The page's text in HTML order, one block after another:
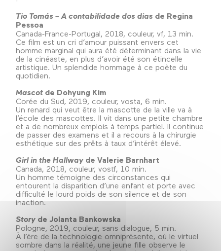
Tio Tomás – A contabilidade dos dias de Regina
Pessoa
Canada-France-Portugal, 2018, couleur, vf, 13 min.
Ce film est un cri d’amour puissant envers cet
homme marginal qui aura été déterminant dans la vie
de la cinéaste, en plus d’avoir été son étincelle
artistique. Un splendide hommage à ce poète du
quotidien.
Mascot de Dohyung Kim
Corée du Sud, 2019, couleur, vosta, 6 min.
Un renard qui veut être la mascotte de la ville va à
l’école des mascottes. Il vit dans une petite chambre
et a de nombreux emplois à temps partiel. Il continue
de passer des examens et il a recours à la chirurgie
esthétique sur des prêts à taux d’intérêt élevé.
Girl in the Hallway de Valerie Barnhart
Canada, 2018, couleur, vostf, 10 min.
Un homme témoigne des circonstances qui
entourent la disparition d’une enfant et porte avec
difficulté le lourd poids de son silence et de son
inaction.
Story de Jolanta Bankowska
Pologne, 2019, couleur, sans dialogue, 5 min.
À l’ère de la technologie omniprésente, où le virtuel
sombre dans la réalité, une jeune fille observe le